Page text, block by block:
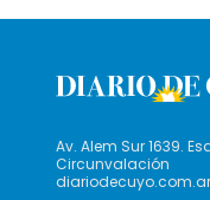
Av. Alem Sur 1639.
Circunvalación
diariodecuyo.com.ar